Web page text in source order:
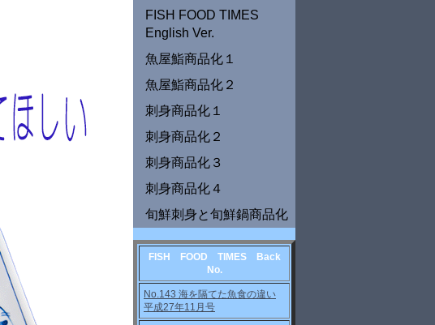
FISH FOOD TIMES
English Ver.
魚屋鮨商品化１
魚屋鮨商品化２
刺身商品化１
刺身商品化２
刺身商品化３
刺身商品化４
旬鮮刺身と旬鮮鍋商品化
FISH FOOD TIMES Back
No.
No.143 海を隔てた魚食の違い
平成27年11月号